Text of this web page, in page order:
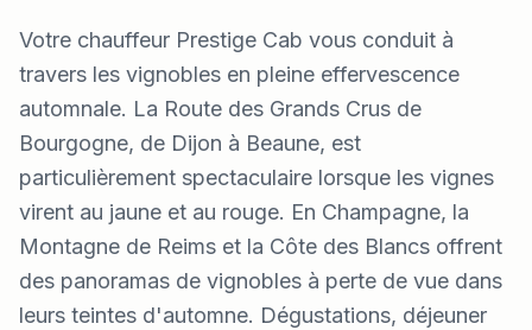
Votre chauffeur Prestige Cab vous conduit à
travers les vignobles en pleine effervescence
automnale. La Route des Grands Crus de
Bourgogne, de Dijon à Beaune, est
particulièrement spectaculaire lorsque les vignes
virent au jaune et au rouge. En Champagne, la
Montagne de Reims et la Côte des Blancs offrent
des panoramas de vignobles à perte de vue dans
leurs teintes d'automne. Dégustations, déjeuner